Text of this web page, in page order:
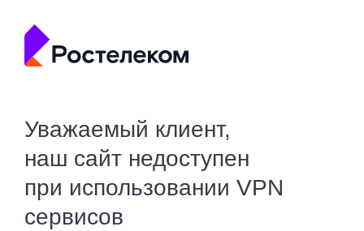
Уважаемый клиент,
наш сайт недоступен
при использовании VPN
сервисов